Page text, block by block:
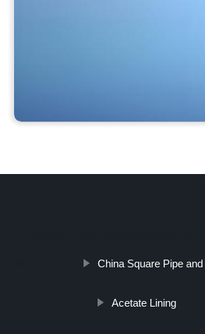
China Square Pipe
Acetate Lining